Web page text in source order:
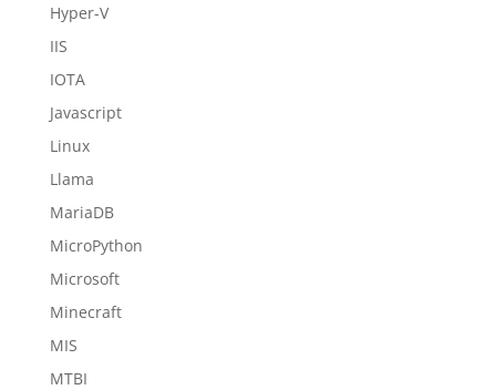
Hyper-V
IIS
IOTA
Javascript
Linux
Llama
MariaDB
MicroPython
Microsoft
Minecraft
MIS
MTBI